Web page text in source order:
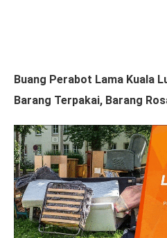
Buang Perabot Lama Kuala
Barang Terpakai, Barang